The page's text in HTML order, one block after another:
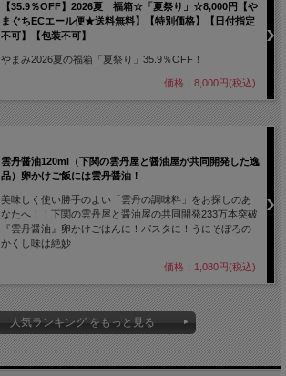
【35.9％OFF】2026夏 福箱☆「夏祭り」☆8,000円【や
まぐちECエール便★送料無料】【特別価格】【日付指定
不可】【包装不可】
やまみ2026夏の福箱「夏祭り」35.9％OFF！
価格：8,000円(税込)
雲丹醤油120ml（下関の雲丹屋と醤油屋が共同開発した逸
品）卵かけご飯には雲丹醤油！
美味しく使い勝手のよい「雲丹の調味料」をお探しのあ
なたへ！！下関の雲丹屋と醤油屋の共同開発233万本突破
『雲丹醤油』卵かけごはんに！パスタに！うにそぼろの
かくし味は絶妙
価格：1,080円(税込)
人気ランキング をもっと見る